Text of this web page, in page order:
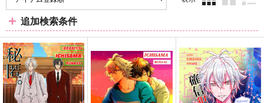
ム
表
示
ム
表
示
ム
表
示
追加検索条件